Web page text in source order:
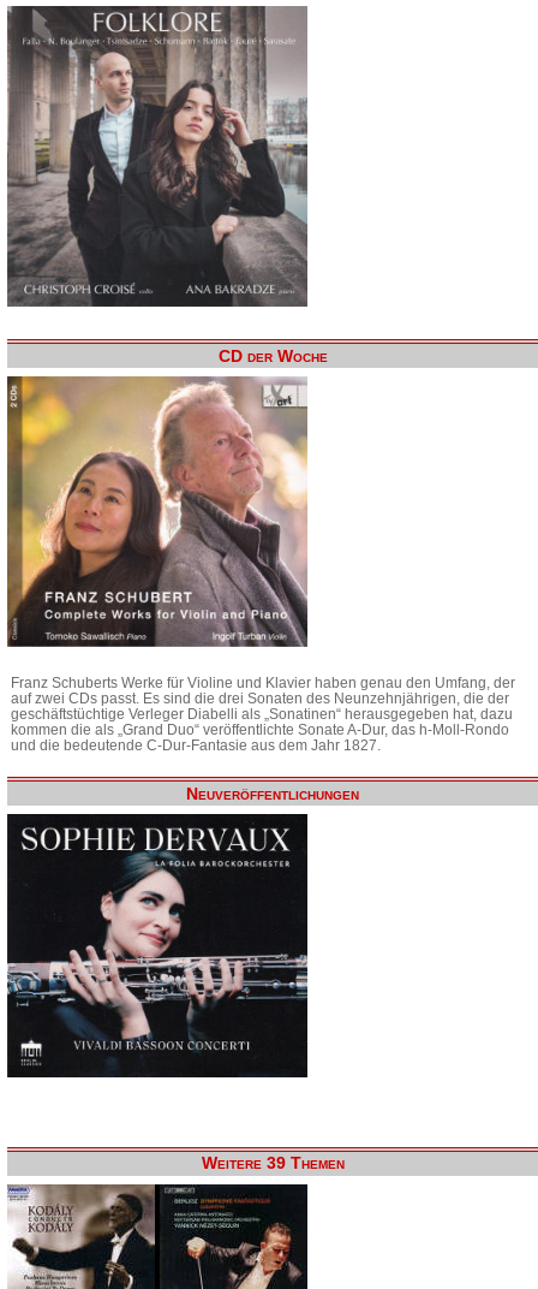
CD der Woche
Franz Schuberts Werke für Violine und Klavier haben genau den Umfang, der
auf zwei CDs passt. Es sind die drei Sonaten des Neunzehnjährigen, die der
geschäftstüchtige Verleger Diabelli als „Sonatinen“ herausgegeben hat, dazu
kommen die als „Grand Duo“ veröffentlichte Sonate A-Dur, das h-Moll-Rondo
und die bedeutende C-Dur-Fantasie aus dem Jahr 1827.
Neuveröffentlichungen
Weitere 39 Themen